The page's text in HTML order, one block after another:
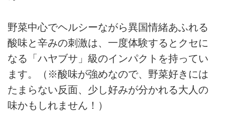
野菜中心でヘルシーながら異国情緒あふれる
酸味と辛みの刺激は、一度体験するとクセに
なる「ハヤブサ」級のインパクトを持ってい
ます。（※酸味が強めなので、野菜好きには
たまらない反面、少し好みが分かれる大人の
味かもしれません！）